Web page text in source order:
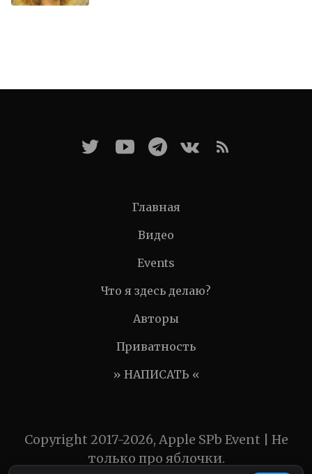
Главная
Видео
Events
Что я здесь делаю?
Авторы
Приватность
» НАПИСАТЬ «
Copyright 2017-2026, Apple SPb Event | Не
только про яблочки.